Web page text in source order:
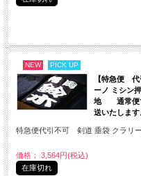
NEW PICK UP
【特急便
ーノ ミシ
地 通常便で
送いたしま
特急便代引不可 剣道 垂袋 クラリ
価格： 3,564円(税込)
在庫切れ